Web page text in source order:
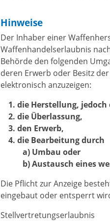
Hinweise
Der Inhaber einer
Waffenhandelserlaubnis
Behörde den folgenden
deren Erwerb oder Besitz
elektronisch anzuzeigen:
1. die Herstellung,
2. die Überlassung,
3. den Erwerb,
4. die Bearbeitung durch
a) Umbau oder
b) Austausch eines
Die Pflicht zur Anzeige
eingebaut oder entsperrt
Stellvertretungserlaubnis